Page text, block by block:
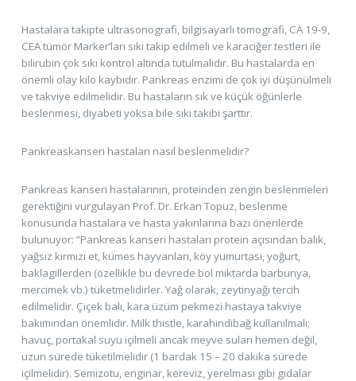
Hastalara takipte ultrasonografi, bilgisayarlı tomografi, CA 19-9,
CEA tümör Marker’ları sıkı takip edilmeli ve karaciğer testleri ile
bilirubin çok sıkı kontrol altında tutulmalıdır. Bu hastalarda en
önemli olay kilo kaybıdır. Pankreas enzimi de çok iyi düşünülmeli
ve takviye edilmelidir. Bu hastaların sık ve küçük öğünlerle
beslenmesi, diyabeti yoksa bile sıkı takibi şarttır.
Pankreaskanseri hastaları nasıl beslenmelidir?
Pankreas kanseri hastalarının, proteinden zengin beslenmeleri
gerektiğini vurgulayan Prof. Dr. Erkan Topuz, beslenme
konusunda hastalara ve hasta yakınlarına bazı önerilerde
bulunuyor: ”Pankreas kanseri hastaları protein açısından balık,
yağsız kırmızı et, kümes hayvanları, köy yumurtası, yoğurt,
baklagillerden (özellikle bu devrede bol miktarda barbunya,
mercimek vb.) tüketmelidirler. Yağ olarak, zeytinyağı tercih
edilmelidir. Çiçek balı, kara üzüm pekmezi hastaya takviye
bakımından önemlidir. Milk thistle, karahindibağ kullanılmalı;
havuç, portakal suyu içilmeli ancak meyve suları hemen değil,
uzun sürede tüketilmelidir (1 bardak 15 – 20 dakika sürede
içilmelidir). Semizotu, enginar, kereviz, yerelması gibi gıdalar